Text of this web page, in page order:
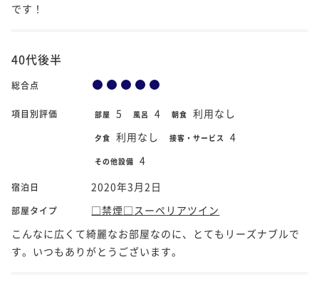
です！
40代後半
総合点
項目別評価 部屋 5 風呂 4 朝食 利用なし
夕食 利用なし 接客・サービス 4
その他設備 4
宿泊日 2020年3月2日
部屋タイプ
□禁煙□スーペリアツイン
こんなに広くて綺麗なお部屋なのに、とてもリーズナブルで
す。いつもありがとうございます。